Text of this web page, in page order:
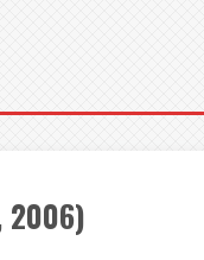
2006)